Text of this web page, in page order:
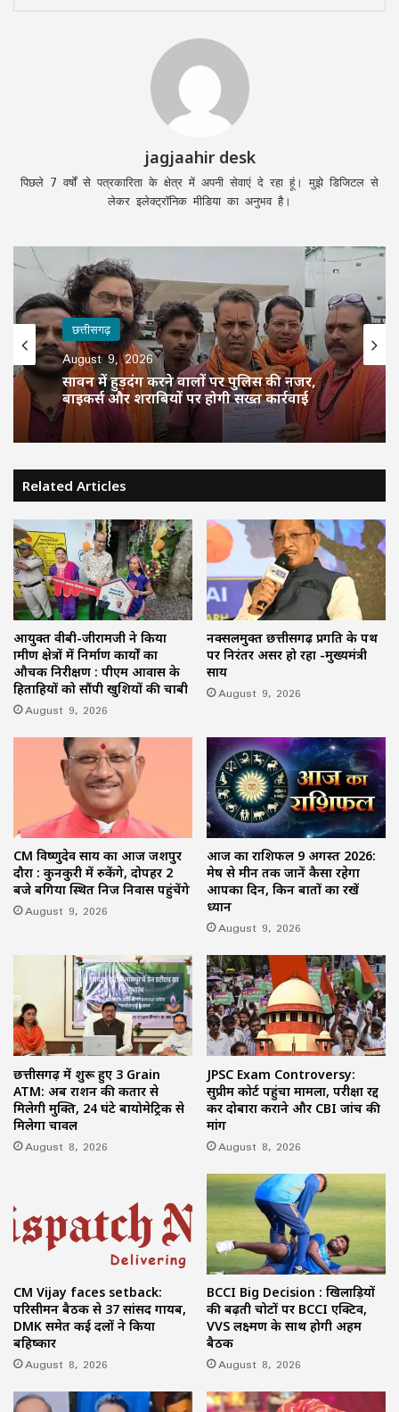
jagjaahir desk
पिछले 7 वर्षों से पत्रकारिता के क्षेत्र में अपनी सेवाएं दे रहा हूं। मुझे डिजिटल से
लेकर इलेक्ट्रॉनिक मीडिया का अनुभव है।
छत्तीसगढ़
August 9, 2026
सावन में हुड़दंग करने वालों पर पुलिस की नजर,
बाइकर्स और शराबियों पर होगी सख्त कार्रवाई
Related Articles
आयुक्त वीबी-जीरामजी ने किया
ग्रामीण क्षेत्रों में निर्माण कार्यों का
औचक निरीक्षण : पीएम आवास के
हितग्राहियों को सौंपी खुशियों की चाबी
August 9, 2026
नक्सलमुक्त छत्तीसगढ़ प्रगति के पथ
पर निरंतर अग्रसर हो रहा -मुख्यमंत्री
साय
August 9, 2026
CM विष्णुदेव साय का आज जशपुर
दौरा : कुनकुरी में रुकेंगे, दोपहर 2
बजे बगिया स्थित निज निवास पहुंचेंगे
August 9, 2026
आज का राशिफल 9 अगस्त 2026:
मेष से मीन तक जानें कैसा रहेगा
आपका दिन, किन बातों का रखें
ध्यान
August 9, 2026
छत्तीसगढ़ में शुरू हुए 3 Grain
ATM: अब राशन की कतार से
मिलेगी मुक्ति, 24 घंटे बायोमेट्रिक से
मिलेगा चावल
August 8, 2026
JPSC Exam Controversy:
सुप्रीम कोर्ट पहुंचा मामला, परीक्षा रद्द
कर दोबारा कराने और CBI जांच की
मांग
August 8, 2026
CM Vijay faces setback:
परिसीमन बैठक से 37 सांसद गायब,
DMK समेत कई दलों ने किया
बहिष्कार
August 8, 2026
BCCI Big Decision : खिलाड़ियों
की बढ़ती चोटों पर BCCI एक्टिव,
VVS लक्ष्मण के साथ होगी अहम
बैठक
August 8, 2026